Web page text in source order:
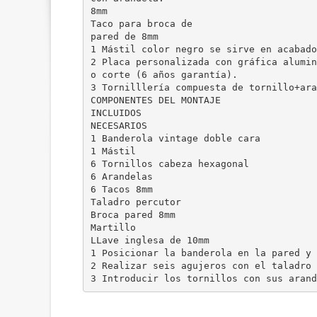
8mm
Taco para broca de
pared de 8mm
1 Mástil color negro se sirve en
2 Placa personalizada con gráfica
o corte (6 años garantía).
3 Tornilllería compuesta de
COMPONENTES DEL MONTAJE
INCLUIDOS
NECESARIOS
1 Banderola vintage doble cara
1 Mástil
6 Tornillos cabeza hexagonal
6 Arandelas
6 Tacos 8mm
Taladro percutor
Broca pared 8mm
Martillo
LLave inglesa de 10mm
1 Posicionar la banderola en la pared y
2 Realizar seis agujeros con el